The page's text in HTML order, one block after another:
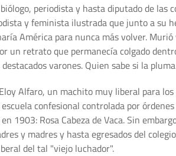
periodista y hasta diputado de
y feminista ilustrada que junto a
América para nunca más volver.
un retrato que permanecía colgado
varones. Quien sabe si la
Alfaro, un machito muy liberal para
confesional controlada por
1903: Rosa Cabeza de Vaca. Sin
y madres y hasta egresados del
del tal "viejo luchador".